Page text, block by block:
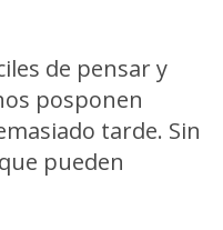
de pensar y
posponen
tarde. Sin
pueden